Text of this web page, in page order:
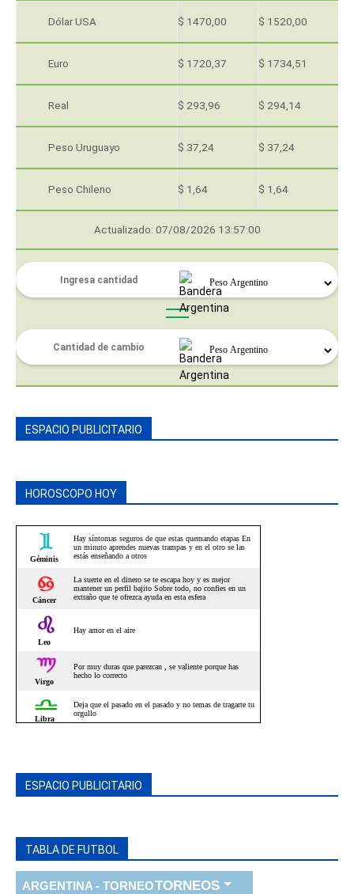
Dólar USA $ 1470,00 $ 1520,00
Euro $ 1720,37 $ 1734,51
Real $ 293,96 $ 294,14
Peso Uruguayo $ 37,24 $ 37,24
Peso Chileno $ 1,64 $ 1,64
Actualizado: 07/08/2026 13:57:00
ESPACIO PUBLICITARIO
HOROSCOPO HOY
ESPACIO PUBLICITARIO
TABLA DE FUTBOL